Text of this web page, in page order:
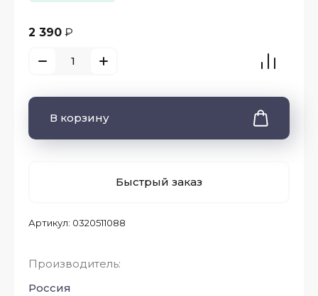
Артикул: 0320511088
2 390 ₽
В корзину
Быстрый заказ
Производитель:
Россия